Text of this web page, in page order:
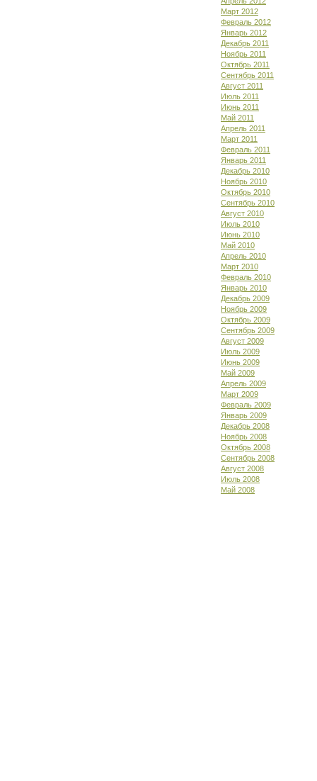
Март 2012
Февраль 2012
Январь 2012
Декабрь 2011
Ноябрь 2011
Октябрь 2011
Сентябрь 2011
Август 2011
Июль 2011
Июнь 2011
Май 2011
Апрель 2011
Март 2011
Февраль 2011
Январь 2011
Декабрь 2010
Ноябрь 2010
Октябрь 2010
Сентябрь 2010
Август 2010
Июль 2010
Июнь 2010
Май 2010
Апрель 2010
Март 2010
Февраль 2010
Январь 2010
Декабрь 2009
Ноябрь 2009
Октябрь 2009
Сентябрь 2009
Август 2009
Июль 2009
Июнь 2009
Май 2009
Апрель 2009
Март 2009
Февраль 2009
Январь 2009
Декабрь 2008
Ноябрь 2008
Октябрь 2008
Сентябрь 2008
Август 2008
Июль 2008
Май 2008